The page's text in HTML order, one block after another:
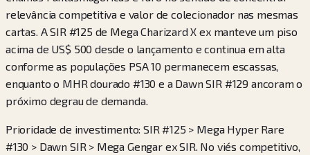
relevância competitiva e valor de colecionador nas mesmas
cartas. A SIR #125 de Mega Charizard X ex manteve um piso
acima de US$ 500 desde o lançamento e continua em alta
conforme as populações PSA 10 permanecem escassas,
enquanto o MHR dourado #130 e a Dawn SIR #129 ancoram o
próximo degrau de demanda.
Prioridade de investimento: SIR #125 > Mega Hyper Rare
#130 > Dawn SIR > Mega Gengar ex SIR. No viés competitivo,